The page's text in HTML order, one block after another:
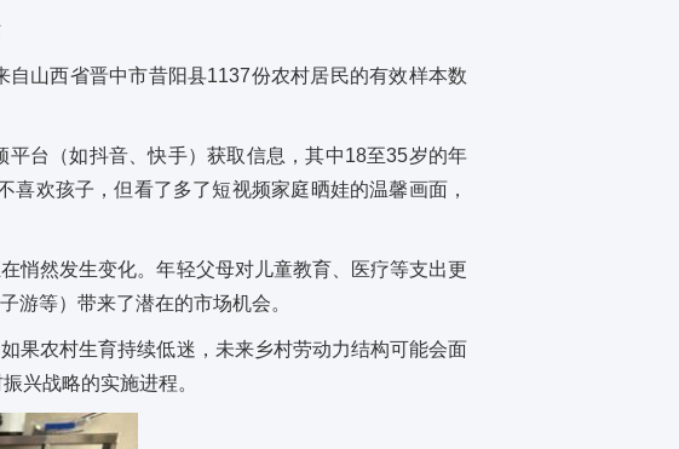
山西省晋中市昔阳县1137份农村居民的有效样本数
台（如抖音、快手）获取信息，其中18至35岁的年
欢孩子，但看了多了短视频家庭晒娃的温馨画面，
悄然发生变化。年轻父母对儿童教育、医疗等支出更
游等）带来了潜在的市场机会。
果农村生育持续低迷，未来乡村劳动力结构可能会面
兴战略的实施进程。